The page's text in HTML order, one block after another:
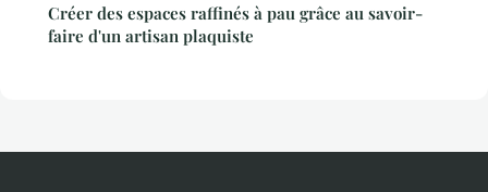
Créer des espaces raffinés à pau grâce au savoir-
faire d'un artisan plaquiste